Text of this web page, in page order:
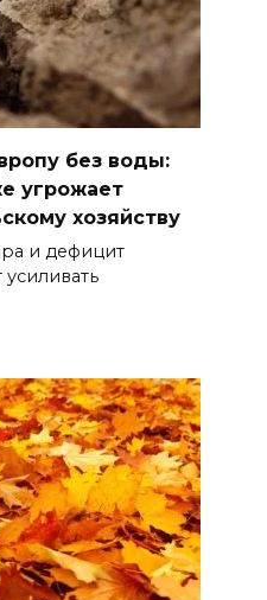
без воды:
угрожает
хозяйству
и дефицит